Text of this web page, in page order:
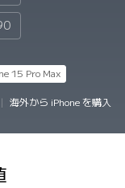
15 Pro Max
海外から iPhone を購入